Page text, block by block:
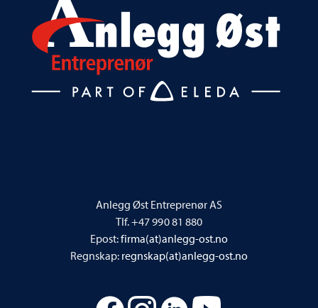
Anlegg Øst Entreprenør AS
Tlf. +47 990 81 880
Epost:firma(at)anlegg-ost.no
Regnskap: regnskap(at)anlegg-ost.no